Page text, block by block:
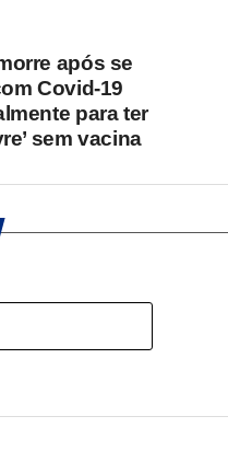
após se
Covid-19
para ter
sem vacina